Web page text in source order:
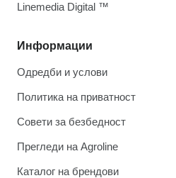
Информации
Одредби и услови
Политика на приватност
Совети за безбедност
Прегледи на Agroline
Каталог на брендови
Linemedia Digital ™